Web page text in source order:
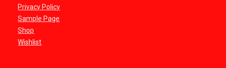
Privacy Policy
Sample Page
Shop
Wishlist